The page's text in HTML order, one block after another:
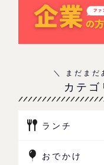
カテゴ
ランチ
おでかけ